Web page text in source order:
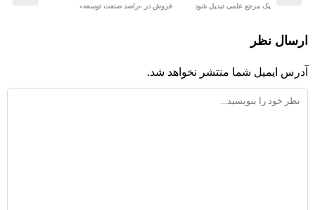
یک مرجع علمی تبدیل شود
فروش در «راصد صنعت توسعه»
ارسال نظر
آدرس ایمیل شما منتشر نخواهد شد.